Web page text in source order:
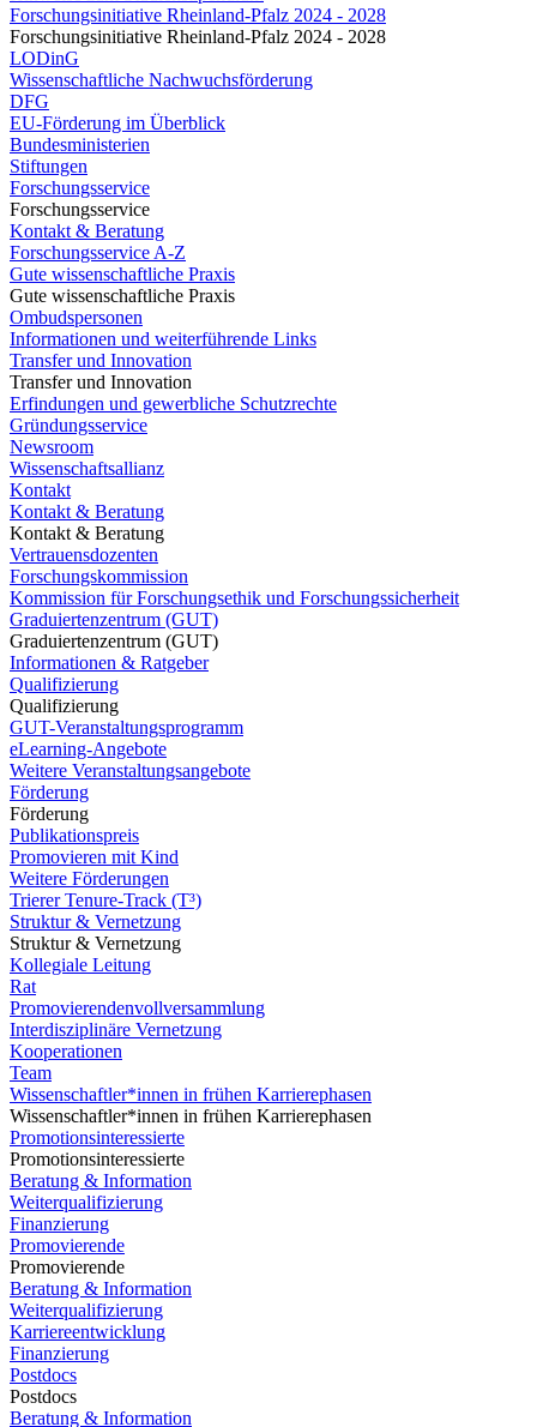
Forschungsinitiative Rheinland-Pfalz 2024 - 2028
Forschungsinitiative Rheinland-Pfalz 2024 - 2028
LODinG
Wissenschaftliche Nachwuchsförderung
DFG
EU-Förderung im Überblick
Bundesministerien
Stiftungen
Forschungsservice
Forschungsservice
Kontakt & Beratung
Forschungsservice A-Z
Gute wissenschaftliche Praxis
Gute wissenschaftliche Praxis
Ombudspersonen
Informationen und weiterführende Links
Transfer und Innovation
Transfer und Innovation
Erfindungen und gewerbliche Schutzrechte
Gründungsservice
Newsroom
Wissenschaftsallianz
Kontakt
Kontakt & Beratung
Kontakt & Beratung
Vertrauensdozenten
Forschungskommission
Kommission für Forschungsethik und Forschungssicherheit
Graduiertenzentrum (GUT)
Graduiertenzentrum (GUT)
Informationen & Ratgeber
Qualifizierung
Qualifizierung
GUT-Veranstaltungsprogramm
eLearning-Angebote
Weitere Veranstaltungsangebote
Förderung
Förderung
Publikationspreis
Promovieren mit Kind
Weitere Förderungen
Trierer Tenure-Track (T³)
Struktur & Vernetzung
Struktur & Vernetzung
Kollegiale Leitung
Rat
Promovierendenvollversammlung
Interdisziplinäre Vernetzung
Kooperationen
Team
Wissenschaftler*innen in frühen Karrierephasen
Wissenschaftler*innen in frühen Karrierephasen
Promotionsinteressierte
Promotionsinteressierte
Beratung & Information
Weiterqualifizierung
Finanzierung
Promovierende
Promovierende
Beratung & Information
Weiterqualifizierung
Karriereentwicklung
Finanzierung
Postdocs
Postdocs
Beratung & Information